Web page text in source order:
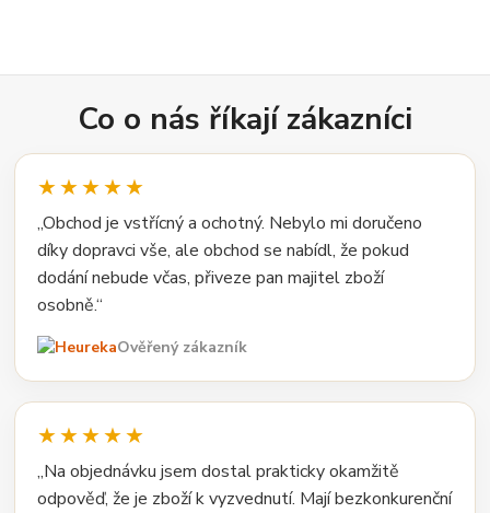
Co o nás říkají zákazníci
★★★★★
„Obchod je vstřícný a ochotný. Nebylo mi doručeno
díky dopravci vše, ale obchod se nabídl, že pokud
dodání nebude včas, přiveze pan majitel zboží
osobně.“
Ověřený zákazník
★★★★★
„Na objednávku jsem dostal prakticky okamžitě
odpověď, že je zboží k vyzvednutí. Mají bezkonkurenční